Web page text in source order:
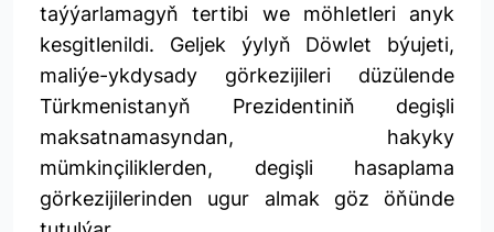
taýýarlamagyň tertibi we möhletleri anyk
kesgitlenildi. Geljek ýylyň Döwlet býujeti,
maliýe-ykdysady görkezijileri düzülende
Türkmenistanyň Prezidentiniň degişli
maksatnamasyndan, hakyky
mümkinçiliklerden, degişli hasaplama
görkezijilerinden ugur almak göz öňünde